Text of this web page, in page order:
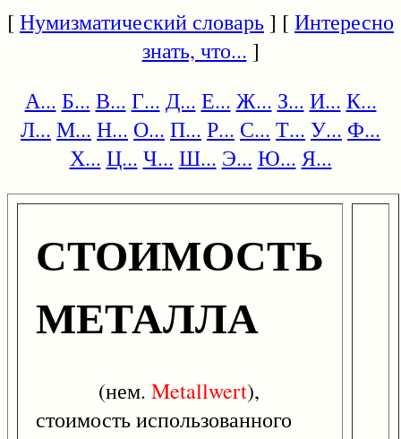
[Нумизматический словарь] [Интересно
знать, что... ]
А... Б... В... Г... Д... Е... Ж... З... И... К...
Л... М... Н... О... П... Р... С... Т... У... Ф...
Х... Ц... Ч... Ш... Э... Ю... Я...
СТОИМОСТЬ
МЕТАЛЛА
(нем. Metallwert),
стоимость использованного